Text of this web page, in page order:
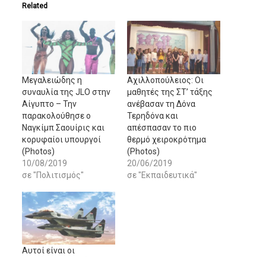
Related
Μεγαλειώδης η
συναυλία της JLO στην
Αίγυπτο – Την
παρακολούθησε ο
Ναγκίμπ Σαουίρις και
κορυφαίοι υπουργοί
(Photos)
10/08/2019
σε "Πολιτισμός"
Αχιλλοπούλειος: Οι
μαθητές της ΣΤ’ τάξης
ανέβασαν τη Δόνα
Τερηδόνα και
απέσπασαν το πιο
θερμό χειροκρότημα
(Photos)
20/06/2019
σε "Εκπαιδευτικά"
Αυτοί είναι οι